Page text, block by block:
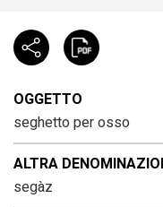
OGGETTO
seghetto per osso
ALTRA
segàz